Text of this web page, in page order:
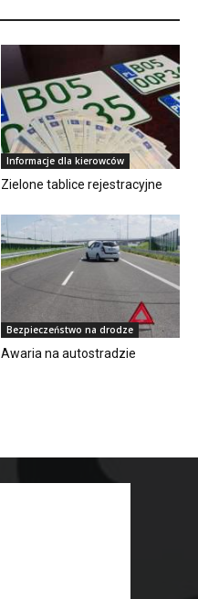
Informacje dla kierowców
Zielone tablice rejestracyjne
Bezpieczeństwo na drodze
Awaria na autostradzie